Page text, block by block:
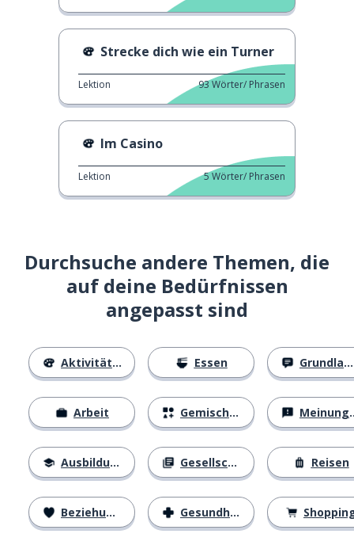
Strecke dich wie ein Turner
Lektion 93Wörter/ Phrasen
Im Casino
Lektion 5Wörter/ Phrasen
Durchsuche andere Themen, die
auf deine Bedürfnissen
angepasst sind
Aktivitäten
Arbeit
Ausbildung
Beziehungen
Essen
Gemischtes
Gesellschaft
Gesundheit
Grundlagen
Meinungen
Reisen